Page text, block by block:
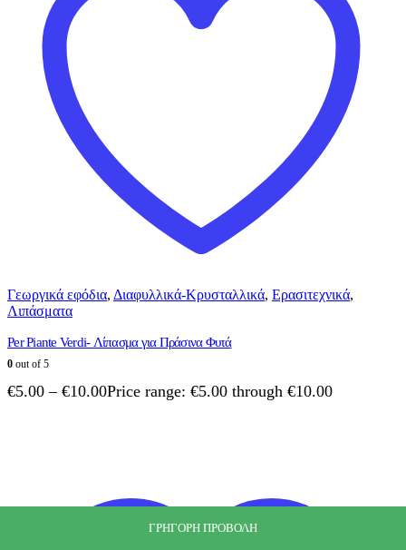
ΓΡΗΓΟΡΗ ΠΡΟΒΟΛΗ
ΓΡΗΓΟΡΗ ΠΡΟΒΟΛΗ
ΓΡΗΓΟΡΗ ΠΡΟΒΟΛΗ
ΓΡΗΓΟΡΗ ΠΡΟΒΟΛΗ
ΓΡΗΓΟΡΗ ΠΡΟΒΟΛΗ
ΓΡΗΓΟΡΗ ΠΡΟΒΟΛΗ
ΓΡΗΓΟΡΗ ΠΡΟΒΟΛΗ
ΓΡΗΓΟΡΗ ΠΡΟΒΟΛΗ
ΓΡΗΓΟΡΗ ΠΡΟΒΟΛΗ
ΓΡΗΓΟΡΗ ΠΡΟΒΟΛΗ
ΓΡΗΓΟΡΗ ΠΡΟΒΟΛΗ
ΓΡΗΓΟΡΗ ΠΡΟΒΟΛΗ
ΓΡΗΓΟΡΗ ΠΡΟΒΟΛΗ
ΓΡΗΓΟΡΗ ΠΡΟΒΟΛΗ
ΓΡΗΓΟΡΗ ΠΡΟΒΟΛΗ
ΓΡΗΓΟΡΗ ΠΡΟΒΟΛΗ
ΓΡΗΓΟΡΗ ΠΡΟΒΟΛΗ
ΓΡΗΓΟΡΗ ΠΡΟΒΟΛΗ
ΓΡΗΓΟΡΗ ΠΡΟΒΟΛΗ
Γεωργικά εφόδια, Διαφυλλικά-Κρυσταλλικά, Ερασιτεχνικά,
Λιπάσματα
Per Piante Verdi- Λίπασμα για Πράσινα Φυτά
0 out of 5
€5.00 – €10.00Price range: €5.00 through €10.00
ΓΡΗΓΟΡΗ ΠΡΟΒΟΛΗ
ΓΡΗΓΟΡΗ ΠΡΟΒΟΛΗ
ΓΡΗΓΟΡΗ ΠΡΟΒΟΛΗ
ΓΡΗΓΟΡΗ ΠΡΟΒΟΛΗ
ΓΡΗΓΟΡΗ ΠΡΟΒΟΛΗ